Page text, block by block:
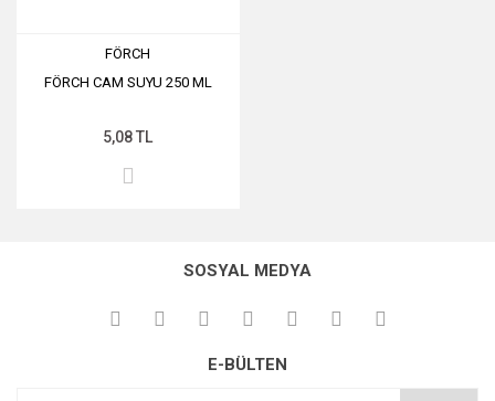
FÖRCH
FÖRCH CAM SUYU 250 ML
5,08 TL
SOSYAL MEDYA
E-BÜLTEN